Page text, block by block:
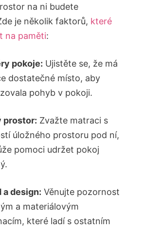
na ni budete​
je několik faktorů, které
‌na paměti:
pokoje: Ujistěte se, že má
dostatečné místo, aby
pohyb v pokoji.
prostor: Zvažte matraci s
úložného prostoru ⁤pod ní,
pomoci udržet pokoj
a design: Věnujte pozornost
a materiálovým
které ladí s ostatním